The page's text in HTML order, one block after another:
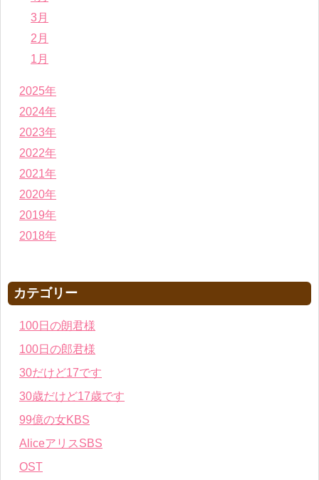
3月
2月
1月
2025年
2024年
2023年
2022年
2021年
2020年
2019年
2018年
カテゴリー
100日の朗君様
100日の郎君様
30だけど17です
30歳だけど17歳です
99億の女KBS
AliceアリスSBS
OST